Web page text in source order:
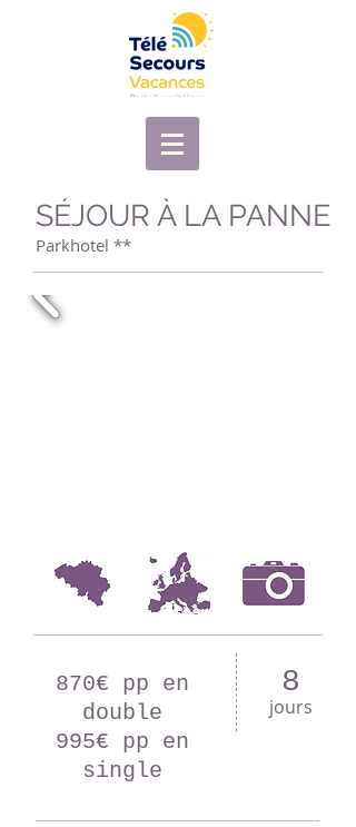
SÉJOUR À LA PANNE
Parkhotel **
870€ pp en
double
995€ pp en
single
8
jours